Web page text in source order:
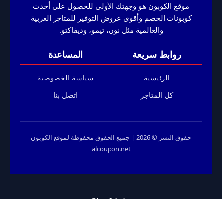
موقع الكوبون هو وجهتك الأولى للحصول على أحدث
كوبونات الخصم وأقوى عروض التوفير للمتاجر العربية
والعالمية مثل نون، تيمو، وديفاكتو.
روابط سريعة
الرئيسية
كل المتاجر
المساعدة
سياسة الخصوصية
اتصل بنا
حقوق النشر © 2026 | جميع الحقوق محفوظة لموقع الكوبون
alcoupon.net